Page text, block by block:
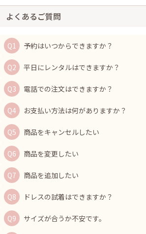
よくあるご質問
予約はいつからできますか？
平日にレンタルはできますか？
電話での注文はできますか？
お支払い方法は何がありますか？
商品をキャンセルしたい
商品を変更したい
商品を追加したい
ドレスの試着はできますか？
サイズが合うか不安です。